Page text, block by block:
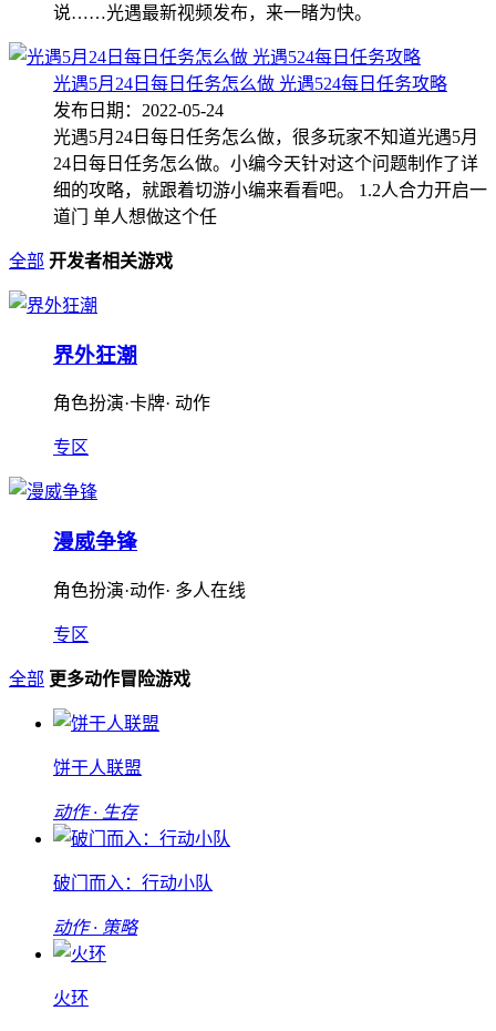
说……光遇最新视频发布，来一睹为快。
光遇5月24日每日任务怎么做 光遇524每日任务攻略
发布日期：2022-05-24
光遇5月24日每日任务怎么做，很多玩家不知道光遇5月
24日每日任务怎么做。小编今天针对这个问题制作了详
细的攻略，就跟着切游小编来看看吧。 1.2人合力开启一
道门 单人想做这个任
全部 开发者相关游戏
界外狂潮
角色扮演·卡牌· 动作
专区
漫威争锋
角色扮演·动作· 多人在线
专区
全部 更多动作冒险游戏
饼干人联盟
动作 · 生存
破门而入：行动小队
动作 · 策略
火环